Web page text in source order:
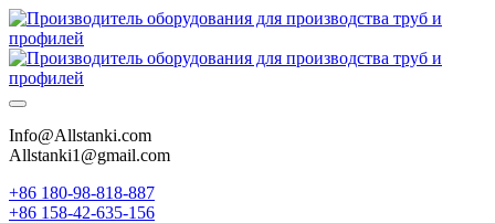
Info@Allstanki.com
Allstanki1@gmail.com
+86 180-98-818-887
+86 158-42-635-156